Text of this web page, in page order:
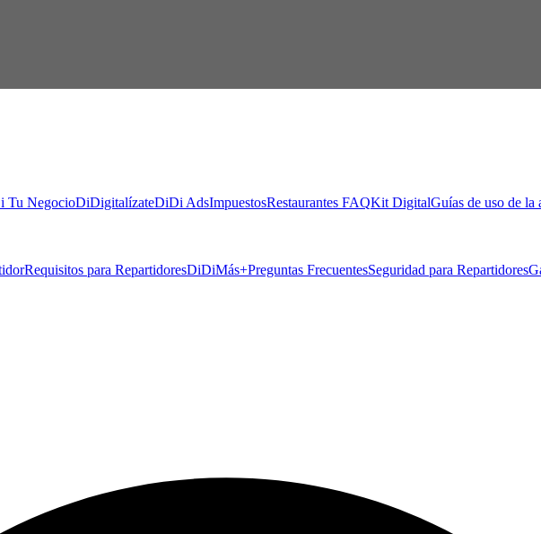
Tu NegocioDiDigitalízateDiDi AdsImpuestosRestaurantes FAQKit DigitalGuías de uso de la
Requisitos para RepartidoresDiDiMás+Preguntas FrecuentesSeguridad para Repartidores